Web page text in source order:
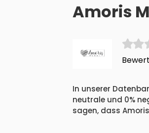
Amoris
In unserer
neutrale und 0%
sagen, dass